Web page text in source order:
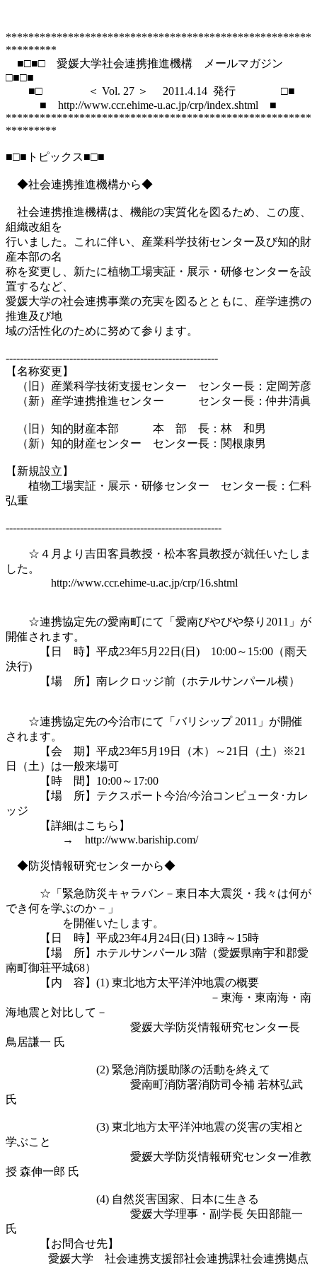
******************************************************
*********
■□■□　愛媛大学社会連携推進機構　メールマガジン
□■□■
■□　　　　＜ Vol. 27 ＞ 　2011.4.14  発行　　　　□■
■　http://www.ccr.ehime-u.ac.jp/crp/index.shtml　■
******************************************************
*********
■□■トピックス■□■
◆社会連携推進機構から◆
社会連携推進機構は、機能の実質化を図るため、この度、
組織改組を
行いました。これに伴い、産業科学技術センター及び知的財
産本部の名
称を変更し、新たに植物工場実証・展示・研修センターを設
置するなど、
愛媛大学の社会連携事業の充実を図るとともに、産学連携の
推進及び地
域の活性化のために努めて参ります。
------------------------------------------------------------
【名称変更】
（旧）産業科学技術支援センター　センター長：定岡芳彦
（新）産学連携推進センター　　　センター長：仲井清眞
（旧）知的財産本部　　　本　部　長：林　和男
（新）知的財産センター　センター長：関根康男
【新規設立】
植物工場実証・展示・研修センター　センター長：仁科
弘重
-------------------------------------------------------------
☆４月より吉田客員教授・松本客員教授が就任いたしま
した。
http://www.ccr.ehime-u.ac.jp/crp/16.shtml
☆連携協定先の愛南町にて「愛南びやびや祭り2011」が
開催されます。
【日　時】平成23年5月22日(日)　10:00～15:00（雨天
決行)
【場　所】南レクロッジ前（ホテルサンパール横）
☆連携協定先の今治市にて「バリシップ 2011」が開催
されます。
【会　期】平成23年5月19日（木）～21日（土）※21
日（土）は一般来場可
【時　間】10:00～17:00
【場　所】テクスポート今治/今治コンピュータ･カレ
ッジ
【詳細はこちら】
→　http://www.bariship.com/
◆防災情報研究センターから◆
☆「緊急防災キャラバン－東日本大震災・我々は何が
でき何を学ぶのか－」
を開催いたします。
【日　時】平成23年4月24日(日) 13時～15時
【場　所】ホテルサンパール 3階（愛媛県南宇和郡愛
南町御荘平城68）
【内　容】(1) 東北地方太平洋沖地震の概要
－東海・東南海・南
海地震と対比して－
愛媛大学防災情報研究センター長
鳥居謙一 氏
(2) 緊急消防援助隊の活動を終えて
愛南町消防署消防司令補 若林弘武
氏
(3) 東北地方太平洋沖地震の災害の実相と
学ぶこと
愛媛大学防災情報研究センター准教
授 森伸一郎 氏
(4) 自然災害国家、日本に生きる
愛媛大学理事・副学長 矢田部龍一
氏
【お問合せ先】